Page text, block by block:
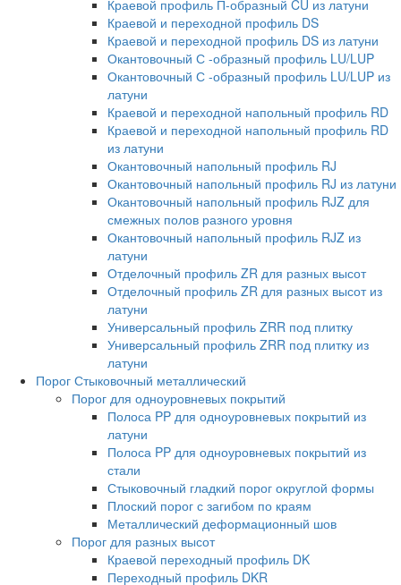
Краевой профиль П-образный CU из латуни
Краевой и переходной профиль DS
Краевой и переходной профиль DS из латуни
Окантовочный С -образный профиль LU/LUP
Окантовочный С -образный профиль LU/LUP из
латуни
Краевой и переходной напольный профиль RD
Краевой и переходной напольный профиль RD
из латуни
Окантовочный напольный профиль RJ
Окантовочный напольный профиль RJ из латуни
Окантовочный напольный профиль RJZ для
смежных полов разного уровня
Окантовочный напольный профиль RJZ из
латуни
Отделочный профиль ZR для разных высот
Отделочный профиль ZR для разных высот из
латуни
Универсальный профиль ZRR под плитку
Универсальный профиль ZRR под плитку из
латуни
Порог Стыковочный металлический
Порог для одноуровневых покрытий
Полоса PP для одноуровневых покрытий из
латуни
Полоса PP для одноуровневых покрытий из
стали
Стыковочный гладкий порог округлой формы
Плоский порог с загибом по краям
Металлический деформационный шов
Порог для разных высот
Краевой переходный профиль DK
Переходный профиль DKR